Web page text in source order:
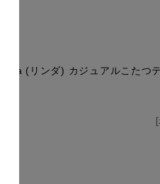
Linda (リンダ) カジュアルこたつ